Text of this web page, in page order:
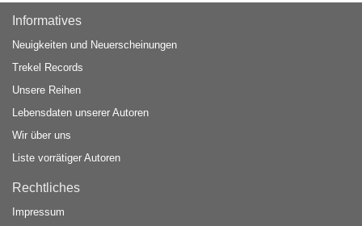
Informatives
Neuigkeiten und Neuerscheinungen
Trekel Records
Unsere Reihen
Lebensdaten unserer Autoren
Wir über uns
Liste vorrätiger Autoren
Rechtliches
Impressum